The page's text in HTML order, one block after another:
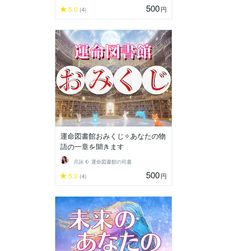
5.0 (4) 500円
運命図書館おみくじ✧あなたの物
語の一章を開きます
月詠 ☪︎ 運命図書館の司書
5.0 (4) 500円